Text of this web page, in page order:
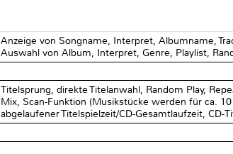
Anzeige von Songname, Interpret, Albumname,
Auswahl von Album, Interpret, Genre, Playlist,
Titelsprung, direkte Titelanwahl, Random Play,
Mix, Scan-Funktion (Musikstücke werden für ca.
abgelaufener Titelspielzeit/CD-Gesamtlaufzeit, CD-